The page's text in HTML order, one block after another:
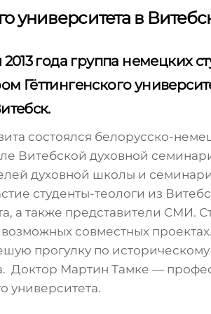
университета в
года группа немецких
Гёттингенского
состоялся белорусско-
Витебской духовной
духовной школы и
студенты-теологи из
а также представители СМИ.
совместных
прогулку по
Доктор Мартин Тамке —
университета.